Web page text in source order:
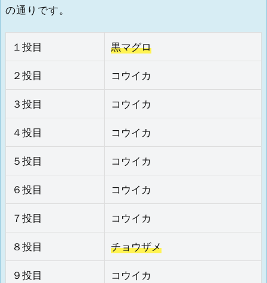
の通りです。
１投目 黒マグロ
２投目 コウイカ
３投目 コウイカ
４投目 コウイカ
５投目 コウイカ
６投目 コウイカ
７投目 コウイカ
８投目 チョウザメ
９投目 コウイカ